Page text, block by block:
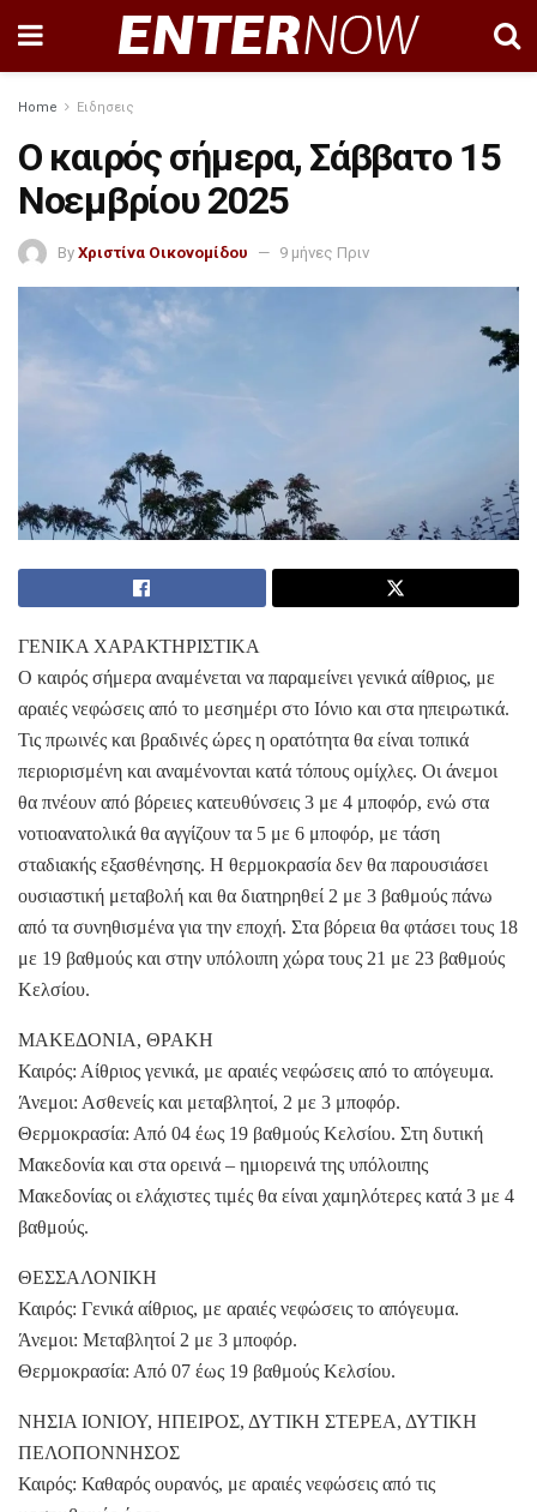
Home Ειδησεις
Ο καιρός σήμερα, Σάββατο 15
Νοεμβρίου 2025
By Χριστίνα Οικονομίδου 9 μήνες Πριν
ΓΕΝΙΚΑ ΧΑΡΑΚΤΗΡΙΣΤΙΚΑ
Ο καιρός σήμερα αναμένεται να παραμείνει γενικά αίθριος, με
αραιές νεφώσεις από το μεσημέρι στο Ιόνιο και στα ηπειρωτικά.
Τις πρωινές και βραδινές ώρες η ορατότητα θα είναι τοπικά
περιορισμένη και αναμένονται κατά τόπους ομίχλες. Οι άνεμοι
θα πνέουν από βόρειες κατευθύνσεις 3 με 4 μποφόρ, ενώ στα
νοτιοανατολικά θα αγγίζουν τα 5 με 6 μποφόρ, με τάση
σταδιακής εξασθένησης. Η θερμοκρασία δεν θα παρουσιάσει
ουσιαστική μεταβολή και θα διατηρηθεί 2 με 3 βαθμούς πάνω
από τα συνηθισμένα για την εποχή. Στα βόρεια θα φτάσει τους 18
με 19 βαθμούς και στην υπόλοιπη χώρα τους 21 με 23 βαθμούς
Κελσίου.
ΜΑΚΕΔΟΝΙΑ, ΘΡΑΚΗ
Καιρός: Αίθριος γενικά, με αραιές νεφώσεις από το απόγευμα.
Άνεμοι: Ασθενείς και μεταβλητοί, 2 με 3 μποφόρ.
Θερμοκρασία: Από 04 έως 19 βαθμούς Κελσίου. Στη δυτική
Μακεδονία και στα ορεινά – ημιορεινά της υπόλοιπης
Μακεδονίας οι ελάχιστες τιμές θα είναι χαμηλότερες κατά 3 με 4
βαθμούς.
ΘΕΣΣΑΛΟΝΙΚΗ
Καιρός: Γενικά αίθριος, με αραιές νεφώσεις το απόγευμα.
Άνεμοι: Μεταβλητοί 2 με 3 μποφόρ.
Θερμοκρασία: Από 07 έως 19 βαθμούς Κελσίου.
ΝΗΣΙΑ ΙΟΝΙΟΥ, ΗΠΕΙΡΟΣ, ΔΥΤΙΚΗ ΣΤΕΡΕΑ, ΔΥΤΙΚΗ
ΠΕΛΟΠΟΝΝΗΣΟΣ
Καιρός: Καθαρός ουρανός, με αραιές νεφώσεις από τις